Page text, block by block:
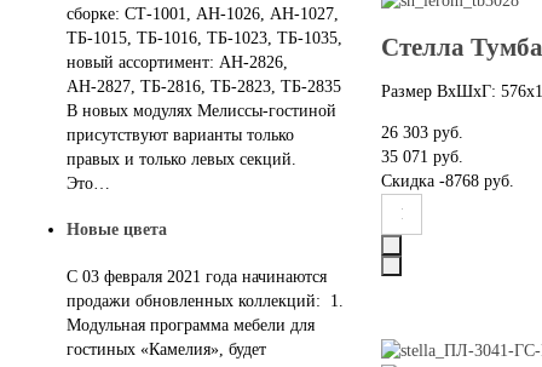
Стелла
Размер ВхШхГ:
26 303 руб.
35 071 руб.
Скидка -8768 руб.
сборке: СТ-1001, АН-1026, АН-1027,
ТБ-1015, ТБ-1016, ТБ-1023, ТБ-1035,
новый ассортимент: АН-2826,
АН-2827, ТБ-2816, ТБ-2823, ТБ-2835
В новых модулях Мелиссы-гостиной
присутствуют варианты только
правых и только левых секций.
Это…
Новые цвета
С 03 февраля 2021 года начинаются
продажи обновленных коллекций: 1.
Модульная программа мебели для
гостиных «Камелия», будет